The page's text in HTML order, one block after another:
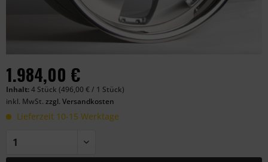
1.984,00 €
Inhalt:4 Stück (496,00 € / 1 Stück)
inkl. MwSt. zzgl. Versandkosten
Lieferzeit 10-15 Werktage